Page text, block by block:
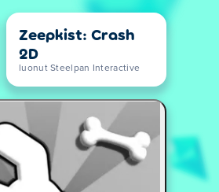
Zeepkist: Crash
2D
luonut Steelpan Interactive